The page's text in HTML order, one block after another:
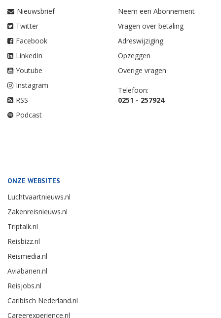
Nieuwsbrief
Twitter
Facebook
LinkedIn
Youtube
Instagram
RSS
Podcast
Neem een Abonnement
Vragen over betaling
Adreswijziging
Opzeggen
Overige vragen
Telefoon:
0251 - 257924
ONZE WEBSITES
Luchtvaartnieuws.nl
Zakenreisnieuws.nl
Triptalk.nl
Reisbizz.nl
Reismedia.nl
Aviabanen.nl
Reisjobs.nl
Caribisch Nederland.nl
Careerexperience.nl